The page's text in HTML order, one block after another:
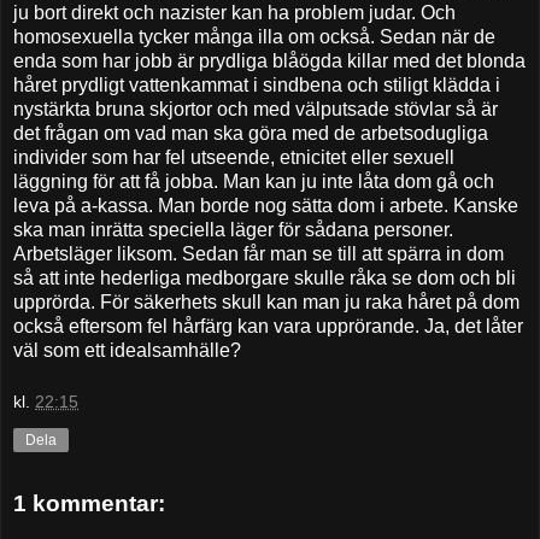
ju bort direkt och nazister kan ha problem judar. Och
homosexuella tycker många illa om också. Sedan när de
enda som har jobb är prydliga blåögda killar med det blonda
håret prydligt vattenkammat i sindbena och stiligt klädda i
nystärkta bruna skjortor och med välputsade stövlar så är
det frågan om vad man ska göra med de arbetsodugliga
individer som har fel utseende, etnicitet eller sexuell
läggning för att få jobba. Man kan ju inte låta dom gå och
leva på a-kassa. Man borde nog sätta dom i arbete. Kanske
ska man inrätta speciella läger för sådana personer.
Arbetsläger liksom. Sedan får man se till att spärra in dom
så att inte hederliga medborgare skulle råka se dom och bli
upprörda. För säkerhets skull kan man ju raka håret på dom
också eftersom fel hårfärg kan vara upprörande. Ja, det låter
väl som ett idealsamhälle?
kl. 22:15
Dela
1 kommentar: